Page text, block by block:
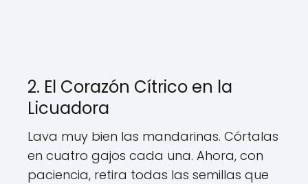
2. El Corazón Cítrico en la
Licuadora
Lava muy bien las mandarinas. Córtalas
en cuatro gajos cada una. Ahora, con
paciencia, retira todas las semillas que